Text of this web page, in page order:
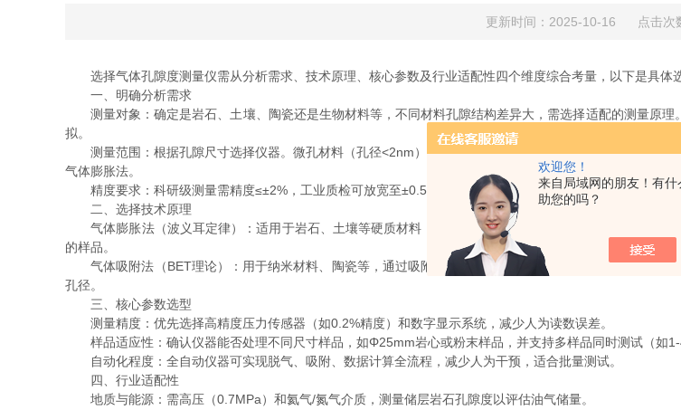
欢迎您！
来自局域网的朋友！有什
助您的吗？
更新时间：2025-10-16 点击次
选择气体孔隙度测量仪需从分析需求、技术原理、核心参数及行业适配性四个维度综合考量，以下是具体
一、明确分析需求
测量对象：确定是岩石、土壤、陶瓷还是生物材料等，不同材料孔隙结构差异大，需选择适配的测量原理
拟。
测量范围：根据孔隙尺寸选择仪器。微孔材料（孔径<2nm）需超低压力（P/P₀≤10⁻⁷）和高分辨率传感器
气体膨胀法。
精度要求：科研级测量需精度≤±2%，工业质检可放宽至±0.5%。例如，催化剂载体孔隙度误差需控制在1%
二、选择技术原理
气体膨胀法（波义耳定律）：适用于岩石、土壤等硬质材料，通过测量气体等温膨胀后的平衡压力计算
的样品。
气体吸附法（BET理论）：用于纳米材料、陶瓷等，通过吸附质气体（如N₂、Ar）在孔隙中的吸附-脱附
孔径。
三、核心参数选型
测量精度：优先选择高精度压力传感器（如0.2%精度）和数字显示系统，减少人为读数误差。
样品适应性：确认仪器能否处理不同尺寸样品，如Φ25mm岩心或粉末样品，并支持多样品同时测试（如1-
自动化程度：全自动仪器可实现脱气、吸附、数据计算全流程，减少人为干预，适合批量测试。
四、行业适配性
地质与能源：需高压（0.7MPa）和氦气/氮气介质，测量储层岩石孔隙度以评估油气储量。